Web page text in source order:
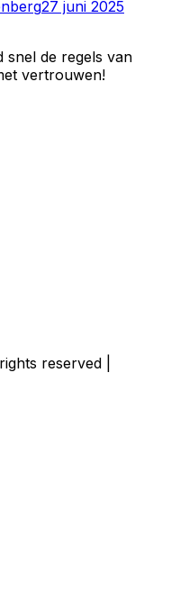
27 juni 2025
snel de regels van
vertrouwen!
reserved |